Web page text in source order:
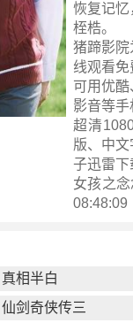
恢复记忆
桎梏。
猪蹄影院
线观看免
可用优
影音等
超清
版、中
子迅雷下
女孩之
08:48:09
真相半白
仙剑奇侠传三